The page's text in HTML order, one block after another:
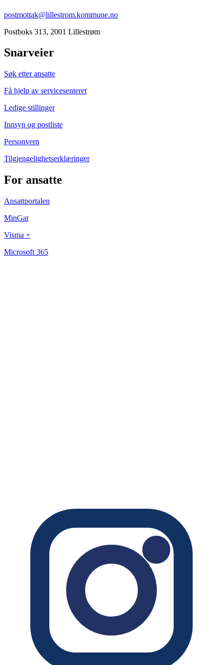
postmottak@lillestrom.kommune.no
Postboks 313, 2001 Lillestrøm
Snarveier
Søk etter ansatte
Få hjelp av servicesenteret
Ledige stillinger
Innsyn og postliste
Personvern
Tilgjengelighetserklæringer
For ansatte
Ansattportalen
MinGat
Visma +
Microsoft 365